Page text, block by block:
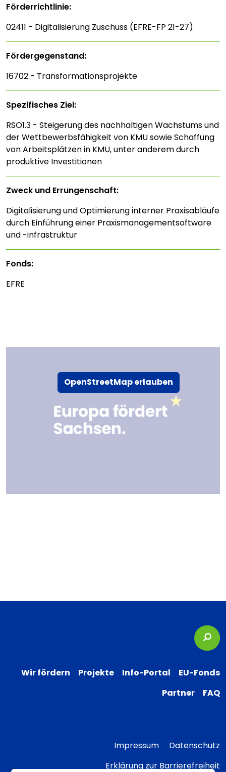
OpenStreetMap erlauben
Förderrichtlinie:
02411 - Digitalisierung Zuschuss (EFRE-FP 21-27)
Fördergegenstand:
16702 - Transformationsprojekte
Spezifisches Ziel:
RSO1.3 - Steigerung des nachhaltigen Wachstums und
der Wettbewerbsfähigkeit von KMU sowie Schaffung
von Arbeitsplätzen in KMU, unter anderem durch
produktive Investitionen
Zweck und Errungenschaft:
Digitalisierung und Optimierung interner Praxisabläufe
durch Einführung einer Praxismanagementsoftware
und -infrastruktur
Fonds:
EFRE
Wir fördern Projekte Info-Portal
EU-Fonds
Partner
FAQ
Impressum
Datenschutz
Erklärung zur Barrierefreiheit